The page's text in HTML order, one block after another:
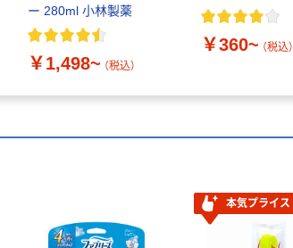
ー 280ml 小林製薬
￥1,498~ （税込）
￥360~ （税込）
本気プライス